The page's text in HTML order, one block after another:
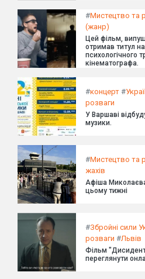
#Мистецтво та
(жанр)
Цей фільм,
отримав титул
психологічного
кінематографа.
#концерт #
розваги
У Варшаві
музики.
#Мистецтво та
жахів
Афіша
цьому тижні
#Збройні сили
розваги #Львів
Фільм
переглянути